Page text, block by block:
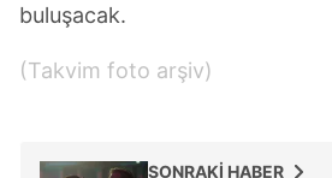
buluşacak.
(Takvim foto arşiv)
SONRAKİ HABER